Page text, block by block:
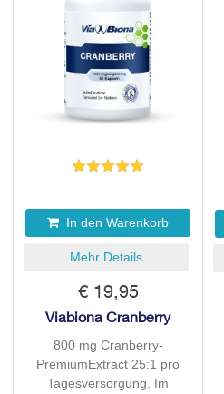
In den Warenkorb
Mehr Details
€ 19,95
Viabiona Cranberry
800 mg Cranberry-
PremiumExtract 25:1 pro
Tagesversorgung. Im